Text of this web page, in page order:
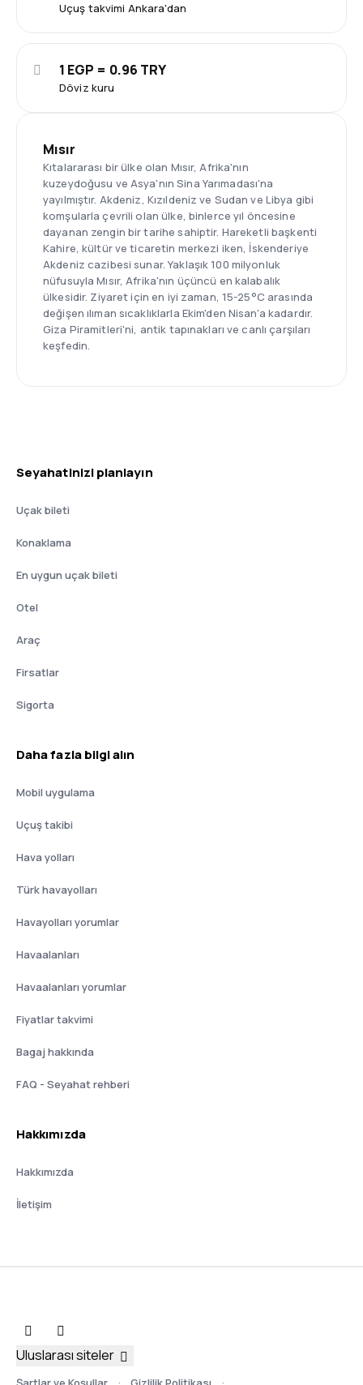
Uçuş takvimi Ankara'dan
Döviz kuru
1 EGP = 0.96 TRY
Mısır
Kıtalararası bir ülke olan Mısır, Afrika'nın
kuzeydoğusu ve Asya'nın Sina Yarımadası'na
yayılmıştır. Akdeniz, Kızıldeniz ve Sudan ve Libya gibi
komşularla çevrili olan ülke, binlerce yıl öncesine
dayanan zengin bir tarihe sahiptir. Hareketli başkenti
Kahire, kültür ve ticaretin merkezi iken, İskenderiye
Akdeniz cazibesi sunar. Yaklaşık 100 milyonluk
nüfusuyla Mısır, Afrika'nın üçüncü en kalabalık
ülkesidir. Ziyaret için en iyi zaman, 15-25°C arasında
değişen ılıman sıcaklıklarla Ekim'den Nisan'a kadardır.
Giza Piramitleri'ni, antik tapınakları ve canlı çarşıları
keşfedin.
Seyahatinizi planlayın
Uçak bileti
Konaklama
En uygun uçak bileti
Otel
Araç
Firsatlar
Sigorta
Daha fazla bilgi alın
Mobil uygulama
Uçuş takibi
Hava yolları
Türk havayolları
Havayolları yorumlar
Havaalanları
Havaalanları yorumlar
Fiyatlar takvimi
Bagaj hakkında
FAQ - Seyahat rehberi
Hakkımızda
Hakkımızda
İletişim
Uluslarası siteler